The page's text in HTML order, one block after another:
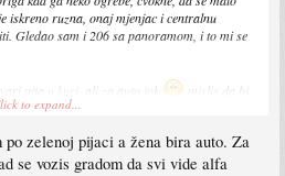
iskreno ruzna, onaj mjenjac i centralnu
Gledao sam i 206 sa panoramom, i to mi se
pita u kuci, ali za auto jok
mislis da bi
to expand...
zelenoj pijaci a žena bira auto. Za
se vozis gradom da svi vide alfa